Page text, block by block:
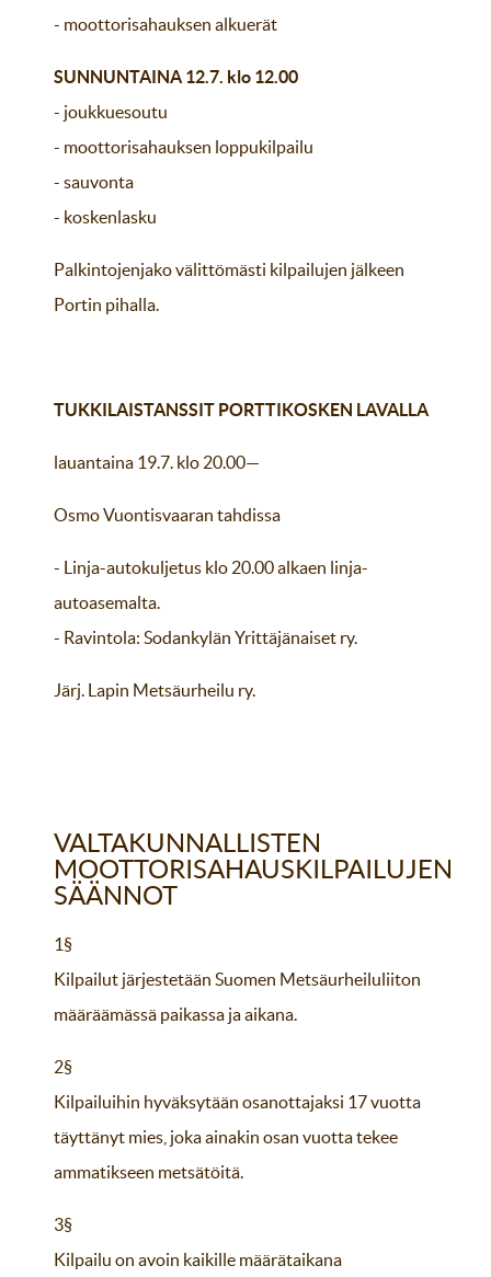
- moottorisahauksen alkuerät
SUNNUNTAINA 12.7. klo 12.00
- joukkuesoutu
- moottorisahauksen loppukilpailu
- sauvonta
- koskenlasku
Palkintojenjako välittömästi kilpailujen jälkeen
Portin pihalla.
TUKKILAISTANSSIT PORTTIKOSKEN LAVALLA
lauantaina 19.7. klo 20.00—
Osmo Vuontisvaaran tahdissa
- Linja-autokuljetus klo 20.00 alkaen linja-
autoasemalta.
- Ravintola: Sodankylän Yrittäjänaiset ry.
Järj. Lapin Metsäurheilu ry.
VALTAKUNNALLISTEN
MOOTTORISAHAUSKILPAILUJEN
SÄÄNNOT
1§
Kilpailut järjestetään Suomen Metsäurheiluliiton
määräämässä paikassa ja aikana.
2§
Kilpailuihin hyväksytään osanottajaksi 17 vuotta
täyttänyt mies, joka ainakin osan vuotta tekee
ammatikseen metsätöitä.
3§
Kilpailu on avoin kaikille määrätaikana